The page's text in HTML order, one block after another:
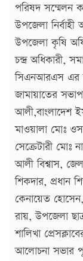
পরিষদ সম্মেলন
উপজেলা
উপজেলা কৃষি
চন্দ্র অধিকারী,
সিএনআরএস এর
জামায়াতের
আলী,বাংলাদেশ
মাওয়ালা মোঃ
সেক্রেটারী
আলী বিশ্বাস,
শিকদার, প্রধান
কেনায়েত
রায়, উপজেলা
শালিখা
আলোচনা সভার